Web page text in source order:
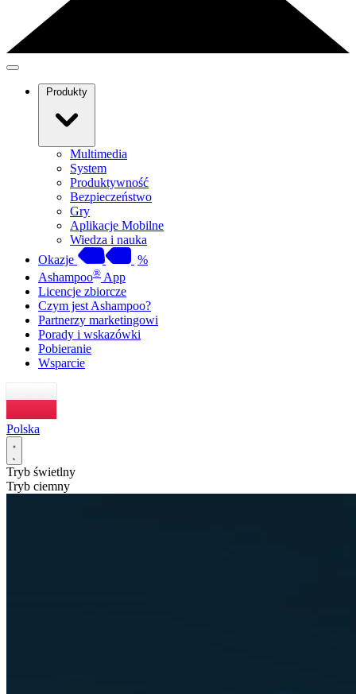
Produkty
Multimedia
System
Produktywność
Bezpieczeństwo
Gry
Aplikacje Mobilne
Wiedza i nauka
Okazje
%
Ashampoo® App
Licencje zbiorcze
Czym jest Ashampoo?
Partnerzy marketingowi
Porady i wskazówki
Pobieranie
Wsparcie
Polska
Tryb świetlny
Tryb ciemny